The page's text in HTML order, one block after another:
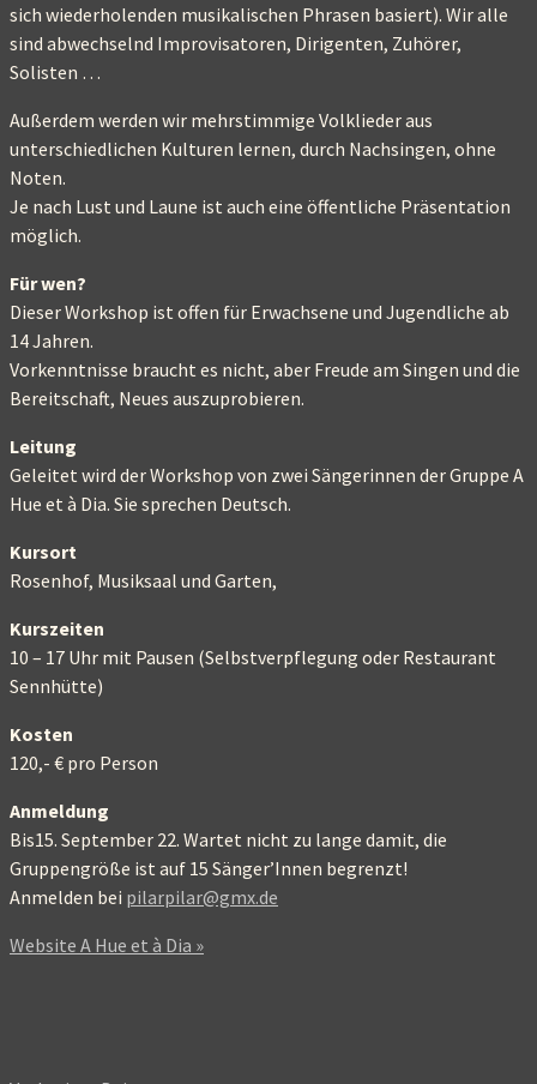
sich wiederholenden musikalischen Phrasen basiert). Wir alle
sind abwechselnd Improvisatoren, Dirigenten, Zuhörer,
Solisten …
Außerdem werden wir mehrstimmige Volklieder aus
unterschiedlichen Kulturen lernen, durch Nachsingen, ohne
Noten.
Je nach Lust und Laune ist auch eine öffentliche Präsentation
möglich.
Für wen?
Dieser Workshop ist offen für Erwachsene und Jugendliche ab
14 Jahren.
Vorkenntnisse braucht es nicht, aber Freude am Singen und die
Bereitschaft, Neues auszuprobieren.
Leitung
Geleitet wird der Workshop von zwei Sängerinnen der Gruppe A
Hue et à Dia. Sie sprechen Deutsch.
Kursort
Rosenhof, Musiksaal und Garten,
Kurszeiten
10 – 17 Uhr mit Pausen (Selbstverpflegung oder Restaurant
Sennhütte)
Kosten
120,- € pro Person
Anmeldung
Bis15. September 22. Wartet nicht zu lange damit, die
Gruppengröße ist auf 15 Sänger’Innen begrenzt!
Anmelden bei pilarpilar@gmx.de
Website A Hue et à Dia »